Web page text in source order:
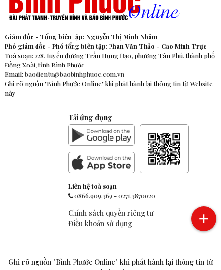
Giám đốc - Tổng biên tập: Nguyễn Thị Minh Nhâm
Phó giám đốc - Phó tổng biên tập: Phan Văn Thảo - Cao Minh Trực
Toà soạn: 228, tuyến đường Trần Hưng Đạo, phường Tân Phú, thành phố
Đồng Xoài, tỉnh Bình Phước
Email: baodientu@baobinhphuoc.com.vn
Ghi rõ nguồn "Bình Phước Online" khi phát hành lại thông tin từ Website
này
Tải ứng dụng
Liên hệ toà soạn
0866.909.369-0271.3870020
Chính sách quyền riêng tư
Điều khoản sử dụng
Ghi rõ nguồn "Bình Phước Online" khi phát hành lại thông tin từ